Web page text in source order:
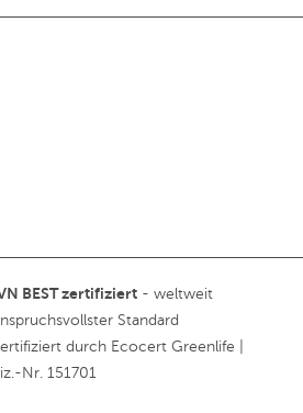
BEST zertifiziert- weltweit
Standard
durch Ecocert Greenlife |
Nr. 151701